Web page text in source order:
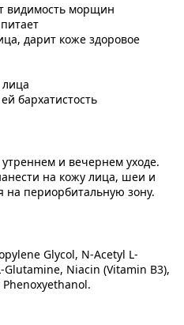
видимость морщин
дарит коже здоровое
лица
бархатистость
и вечернем уходе.
на кожу лица, шеи и
на периорбитальную зону.
Glycol, N-Acetyl L-
Glutamine, Niacin (Vitamin B3),